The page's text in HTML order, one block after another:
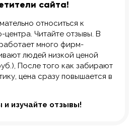
сайта!
относиться к
Читайте отзывы. В
много фирм-
людей низкой ценой
После того как забирают
цена сразу повышается в
и изучайте отзывы!